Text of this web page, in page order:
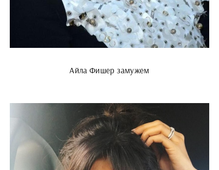
Айла Фишер замужем